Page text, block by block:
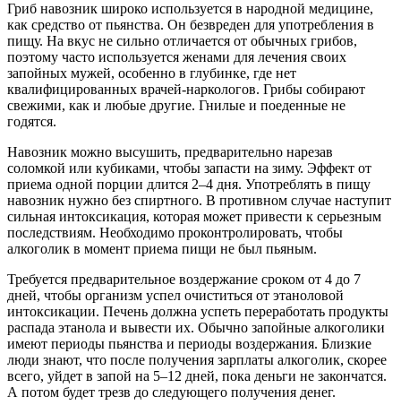
Гриб навозник широко используется в народной медицине,
как средство от пьянства. Он безвреден для употребления в
пищу. На вкус не сильно отличается от обычных грибов,
поэтому часто используется женами для лечения своих
запойных мужей, особенно в глубинке, где нет
квалифицированных врачей-наркологов. Грибы собирают
свежими, как и любые другие. Гнилые и поеденные не
годятся.
Навозник можно высушить, предварительно нарезав
соломкой или кубиками, чтобы запасти на зиму. Эффект от
приема одной порции длится 2–4 дня. Употреблять в пищу
навозник нужно без спиртного. В противном случае наступит
сильная интоксикация, которая может привести к серьезным
последствиям. Необходимо проконтролировать, чтобы
алкоголик в момент приема пищи не был пьяным.
Требуется предварительное воздержание сроком от 4 до 7
дней, чтобы организм успел очиститься от этаноловой
интоксикации. Печень должна успеть переработать продукты
распада этанола и вывести их. Обычно запойные алкоголики
имеют периоды пьянства и периоды воздержания. Близкие
люди знают, что после получения зарплаты алкоголик, скорее
всего, уйдет в запой на 5–12 дней, пока деньги не закончатся.
А потом будет трезв до следующего получения денег.